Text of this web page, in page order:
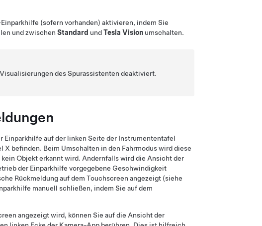
(sofern vorhanden) aktivieren, indem Sie
und zwischen Standard undTesla Vision umschalten.
des Spurassistenten deaktiviert.
Einparkhilfe aufder linken Seite der Instrumententafel
X befinden. Beim Umschalten in den Fahrmodus wird diese
kein Objekt erkannt wird. Andernfalls wird die Ansicht der
der Einparkhilfe vorgegebene Geschwindigkeit
Rückmeldung auf dem Touchscreen angezeigt (siehe
manuell schließen, indem Sie auf dem
angezeigt wird, können Sie auf die Ansicht der